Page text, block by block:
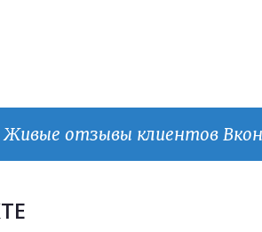
Живые отзывы клиентов
покупки ОФОРМИТЬ ЗАКАЗ